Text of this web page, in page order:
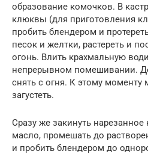
образование комочков. В
клюквы (для приготовления
пробить блендером и
песок и желтки, растереть и
огонь. Влить крахмальную
непрерывном помешивании.
снять с огня. К этому
загустеть.
Сразу же закинуть
масло, промешать до
и пробить блендером до